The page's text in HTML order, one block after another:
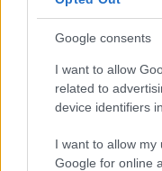
Google consents
I want to allow
related to
device identifiers
I want to allow
Google for online
Pairg
Bár nem teljesen
mi haszna, de
Asszem ő még nem
tothbenedek.hu/